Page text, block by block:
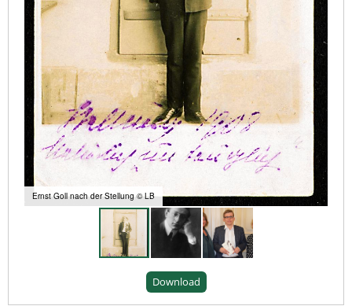
Ernst Goll nach der Stellung © LB
Download